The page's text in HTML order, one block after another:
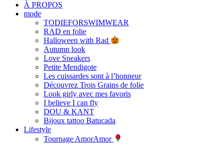
À PROPOS
mode
TODIEFORSWIMWEAR
RAD en folie
Halloween with Rad
Autumn look
Love Sneakers
Petite Mendigote
Les cuissardes sont à l’honneur
Découvrez Trois Grains de folie
Look girly avec mes favoris
I believe I can fly
DOU & KANT
Bijoux tattoo Batucada
Lifestyle
Tournage AmorAmor